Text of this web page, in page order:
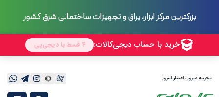
بزرگترین مرکز ابزار، یراق و تجهیزات ساختمانی شرق کشور
تجربه دیروز، اعتبار امروز